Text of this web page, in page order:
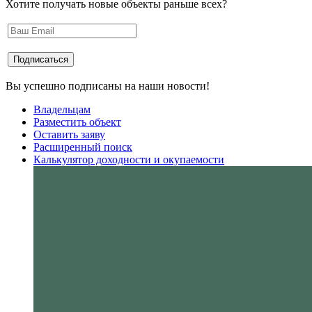
Хотите получать новые объекты раньше всех?
Вы успешно подписаны на наши новости!
Владельцам
Разместить объект
Оставить заяву
Расширенный поиск
Калькулятор доходности и окупаемости